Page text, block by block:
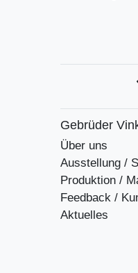
Gebrüder
Über uns
Ausstellung /
Produktion /
Feedback /
Aktuelles